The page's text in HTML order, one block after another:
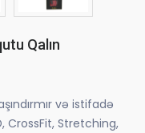
Qalın
və istifadə
CrossFit, Stretching,